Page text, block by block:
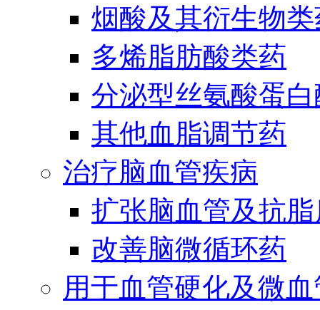
烟酸及其衍生物
多烯脂肪酸类药
分泌型丝氨酸蛋
其他血脂调节药
治疗脑血管疾病
扩张脑血管及抗
改善脑微循环药
用于血管硬化及微